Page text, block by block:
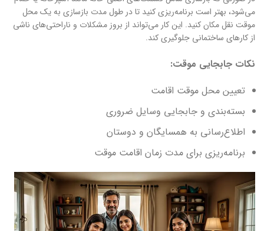
می‌شود، بهتر است برنامه‌ریزی کنید تا در طول مدت بازسازی به یک محل
موقت نقل مکان کنید. این کار می‌تواند از بروز مشکلات و ناراحتی‌های ناشی
از کارهای ساختمانی جلوگیری کند.
نکات جابجایی موقت:
تعیین محل موقت اقامت
بسته‌بندی و جابجایی وسایل ضروری
اطلاع‌رسانی به همسایگان و دوستان
برنامه‌ریزی برای مدت زمان اقامت موقت